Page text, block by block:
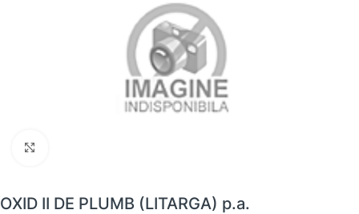
OXID II DE PLUMB (LITARGA) p.a.